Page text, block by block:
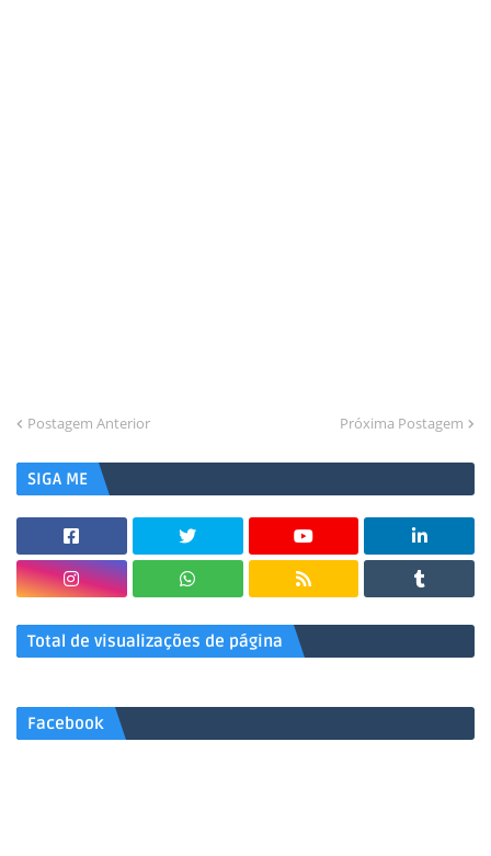
Postagem Anterior Próxima Postagem
SIGA ME
Total de visualizações de página
Facebook